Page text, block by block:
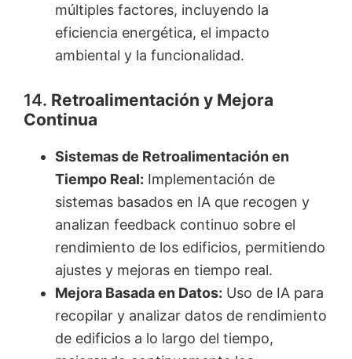
múltiples factores, incluyendo la
eficiencia energética, el impacto
ambiental y la funcionalidad.
14. Retroalimentación y Mejora
Continua
Sistemas de Retroalimentación en
Tiempo Real: Implementación de
sistemas basados en IA que recogen y
analizan feedback continuo sobre el
rendimiento de los edificios, permitiendo
ajustes y mejoras en tiempo real.
Mejora Basada en Datos: Uso de IA para
recopilar y analizar datos de rendimiento
de edificios a lo largo del tiempo,